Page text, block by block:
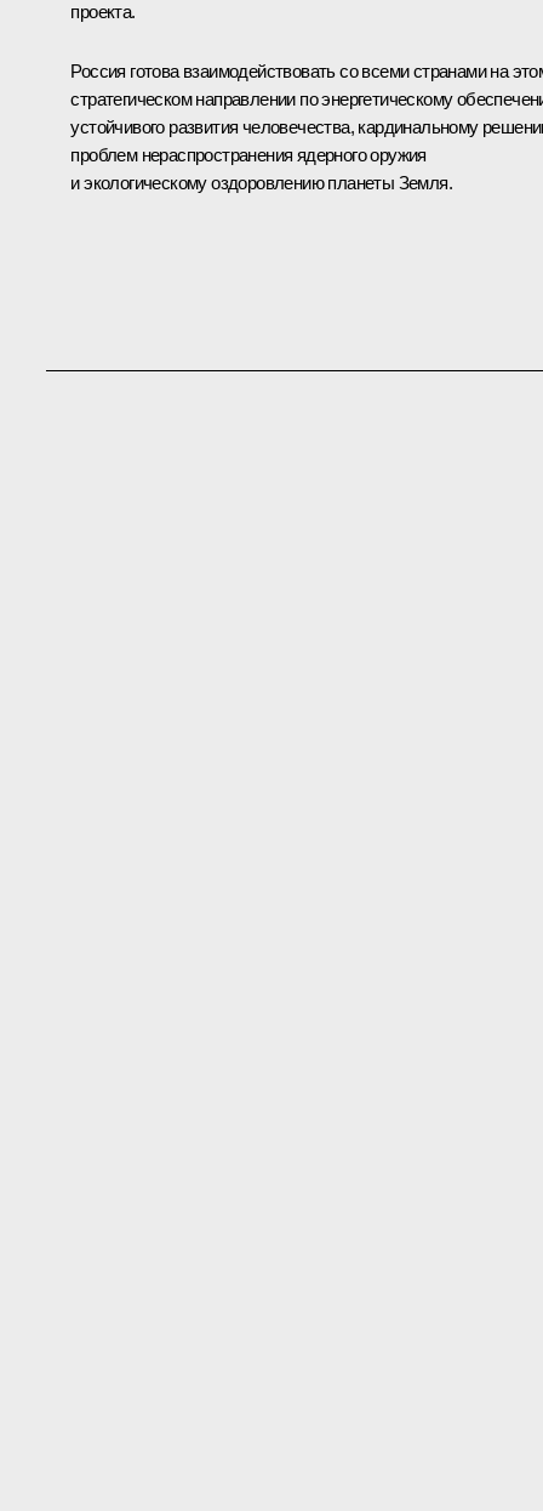
проекта.
Россия готова взаимодействовать со всеми странами на
стратегическом направлении по энергетическому
устойчивого развития человечества, кардинальному
проблем нераспространения ядерного оружия
и экологическому оздоровлению планеты Земля.